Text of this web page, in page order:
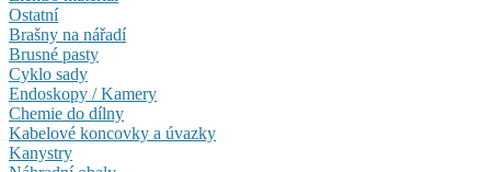
Ostatní
Brašny na nářadí
Brusné pasty
Cyklo sady
Endoskopy / Kamery
Chemie do dílny
Kabelové koncovky a úvazky
Kanystry